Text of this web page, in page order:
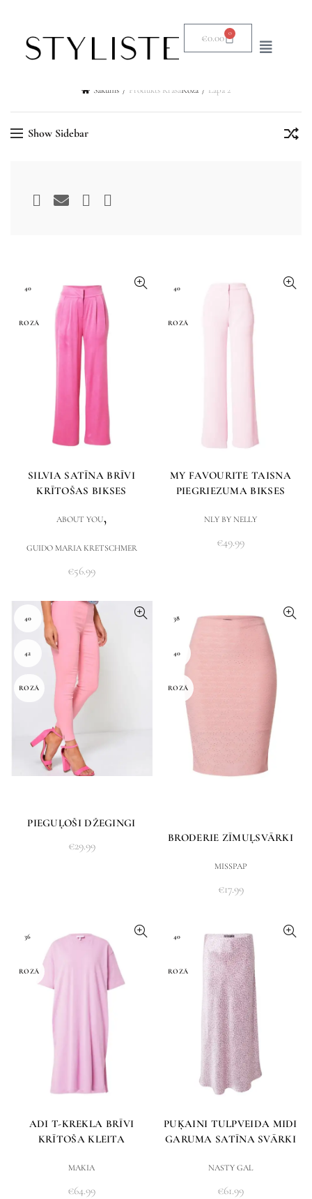
€0.00 0
Sākums Produkts KrāsaRozā Lapa 2
Show Sidebar
40
ROZĀ
SILVIA SATĪNA BRĪVI
KRĪTOŠAS BIKSES
ABOUT YOU,
GUIDO MARIA KRETSCHMER
€56.99
40
ROZĀ
MY FAVOURITE TAISNA
PIEGRIEZUMA BIKSES
NLY BY NELLY
€49.99
40
42
ROZĀ
PIEGUĻOŠI DŽEGINGI
€29.99
38
40
ROZĀ
BRODERIE ZĪMUĻSVĀRKI
MISSPAP
€17.99
36
ROZĀ
ADI T-KREKLA BRĪVI
KRĪTOŠA KLEITA
MAKIA
€64.99
40
ROZĀ
PUĶAINI TULPVEIDA MIDI
GARUMA SATĪNA SVĀRKI
NASTY GAL
€61.99